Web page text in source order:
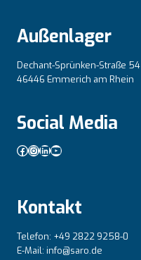
Außenlager
Dechant-Sprünken-Straße 54
46446 Emmerich am Rhein
Social Media
Facebook
Instagram
LinkedIn
YouTube
Kontakt
Telefon: +49 2822 9258-0
E-Mail: info@saro.de